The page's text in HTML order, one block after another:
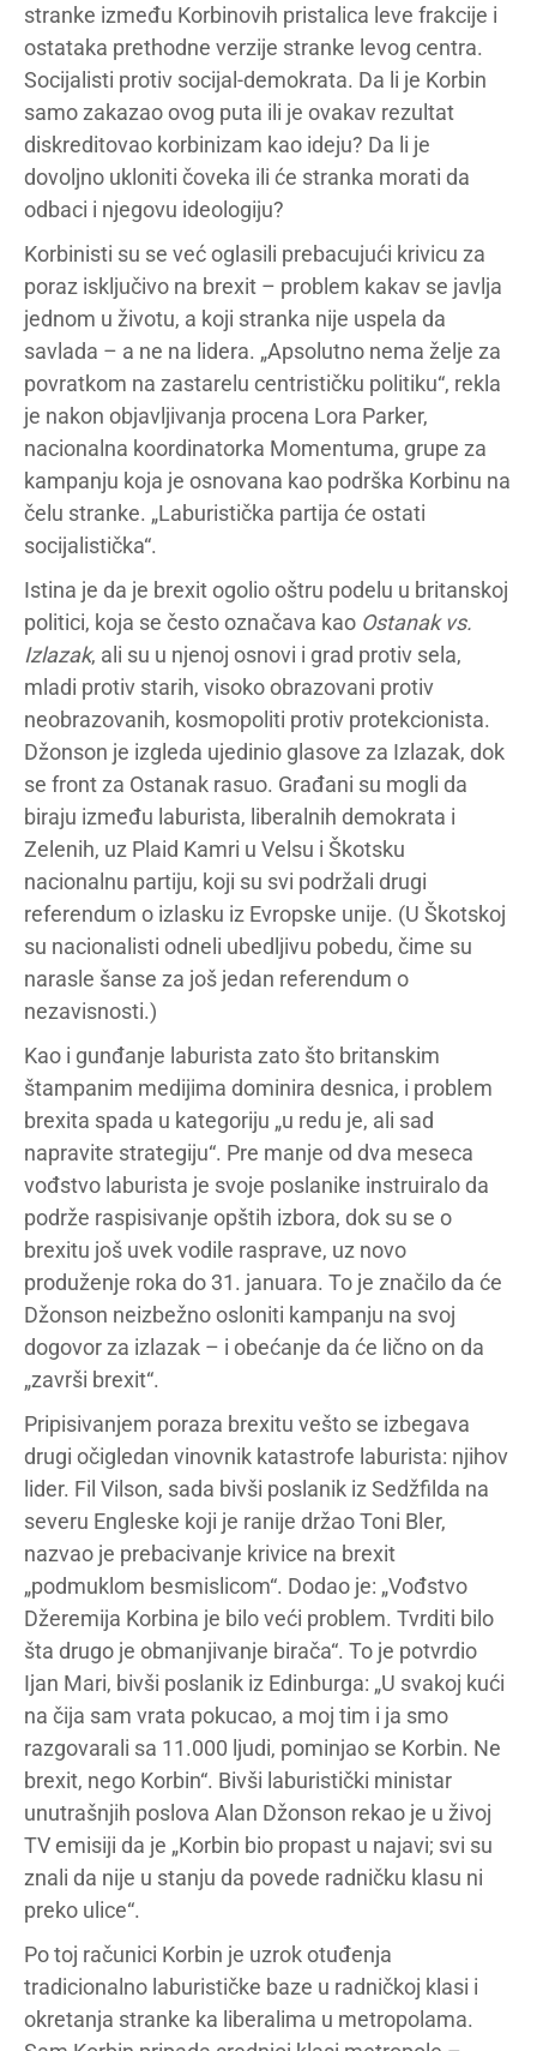
stranke između Korbinovih pristalica leve frakcije i
ostataka prethodne verzije stranke levog centra.
Socijalisti protiv socijal-demokrata. Da li je Korbin
samo zakazao ovog puta ili je ovakav rezultat
diskreditovao korbinizam kao ideju? Da li je
dovoljno ukloniti čoveka ili će stranka morati da
odbaci i njegovu ideologiju?
Korbinisti su se već oglasili prebacujući krivicu za
poraz isključivo na brexit – problem kakav se javlja
jednom u životu, a koji stranka nije uspela da
savlada – a ne na lidera. „Apsolutno nema želje za
povratkom na zastarelu centrističku politiku“, rekla
je nakon objavljivanja procena Lora Parker,
nacionalna koordinatorka Momentuma, grupe za
kampanju koja je osnovana kao podrška Korbinu na
čelu stranke. „Laburistička partija će ostati
socijalistička“.
Istina je da je brexit ogolio oštru podelu u britanskoj
politici, koja se često označava kao Ostanak vs.
Izlazak, ali su u njenoj osnovi i grad protiv sela,
mladi protiv starih, visoko obrazovani protiv
neobrazovanih, kosmopoliti protiv protekcionista.
Džonson je izgleda ujedinio glasove za Izlazak, dok
se front za Ostanak rasuo. Građani su mogli da
biraju između laburista, liberalnih demokrata i
Zelenih, uz Plaid Kamri u Velsu i Škotsku
nacionalnu partiju, koji su svi podržali drugi
referendum o izlasku iz Evropske unije. (U Škotskoj
su nacionalisti odneli ubedljivu pobedu, čime su
narasle šanse za još jedan referendum o
nezavisnosti.)
Kao i gunđanje laburista zato što britanskim
štampanim medijima dominira desnica, i problem
brexita spada u kategoriju „u redu je, ali sad
napravite strategiju“. Pre manje od dva meseca
vođstvo laburista je svoje poslanike instruiralo da
podrže raspisivanje opštih izbora, dok su se o
brexitu još uvek vodile rasprave, uz novo
produženje roka do 31. januara. To je značilo da će
Džonson neizbežno osloniti kampanju na svoj
dogovor za izlazak – i obećanje da će lično on da
„završi brexit“.
Pripisivanjem poraza brexitu vešto se izbegava
drugi očigledan vinovnik katastrofe laburista: njihov
lider. Fil Vilson, sada bivši poslanik iz Sedžfilda na
severu Engleske koji je ranije držao Toni Bler,
nazvao je prebacivanje krivice na brexit
„podmuklom besmislicom“. Dodao je: „Vođstvo
Džeremija Korbina je bilo veći problem. Tvrditi bilo
šta drugo je obmanjivanje birača“. To je potvrdio
Ijan Mari, bivši poslanik iz Edinburga: „U svakoj kući
na čija sam vrata pokucao, a moj tim i ja smo
razgovarali sa 11.000 ljudi, pominjao se Korbin. Ne
brexit, nego Korbin“. Bivši laburistički ministar
unutrašnjih poslova Alan Džonson rekao je u živoj
TV emisiji da je „Korbin bio propast u najavi; svi su
znali da nije u stanju da povede radničku klasu ni
preko ulice“.
Po toj računici Korbin je uzrok otuđenja
tradicionalno laburističke baze u radničkoj klasi i
okretanja stranke ka liberalima u metropolama.